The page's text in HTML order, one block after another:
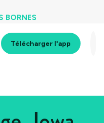
BORNES
Télécharger l'app